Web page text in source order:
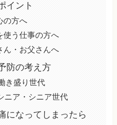
イント
の方へ
使う仕事の方へ
ん・お父さんへ
防の考え方
き盛り世代
ニア・シニア世代
になってしまったら